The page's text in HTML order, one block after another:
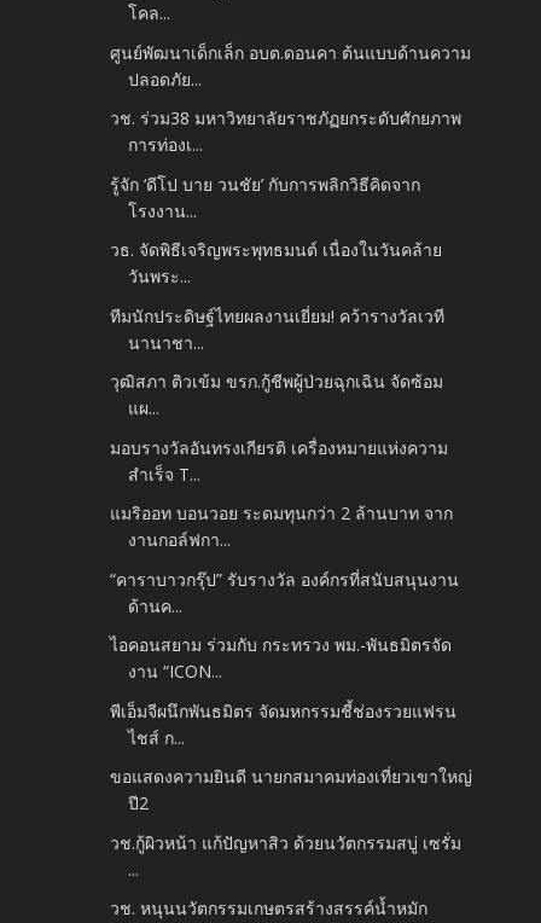
โคล...
ศูนย์พัฒนาเด็กเล็ก อบต.ดอนคา ต้นแบบด้านความ
ปลอดภัย...
วช. ร่วม38 มหาวิทยาลัยราชภัฏยกระดับศักยภาพ
การท่องเ...
รู้จัก ‘ดีโป บาย วนชัย’ กับการพลิกวิธีคิดจาก
โรงงาน...
วธ. จัดพิธีเจริญพระพุทธมนต์ เนื่องในวันคล้าย
วันพระ...
ทีมนักประดิษฐ์ไทยผลงานเยี่ยม! คว้ารางวัลเวที
นานาชา...
วุฒิสภา ติวเข้ม ขรก.กู้ชีพผู้ป่วยฉุกเฉิน จัดซ้อม
แผ...
มอบรางวัลอันทรงเกียรติ เครื่องหมายแห่งความ
สำเร็จ T...
แมริออท บอนวอย ระดมทุนกว่า 2 ล้านบาท จาก
งานกอล์ฟกา...
“คาราบาวกรุ๊ป” รับรางวัล องค์กรที่สนับสนุนงาน
ด้านค...
ไอคอนสยาม ร่วมกับ กระทรวง พม.-พันธมิตรจัด
งาน “ICON...
พีเอ็มจีผนึกพันธมิตร จัดมหกรรมชี้ช่องรวยแฟรน
ไชส์ ก...
ขอแสดงความยินดี นายกสมาคมท่องเที่ยวเขาใหญ่
ปี2
วช.กู้ผิวหน้า แก้ปัญหาสิว ด้วยนวัตกรรมสบู่ เซรั่ม
...
วช. หนุนนวัตกรรมเกษตรสร้างสรรค์น้ำหมัก